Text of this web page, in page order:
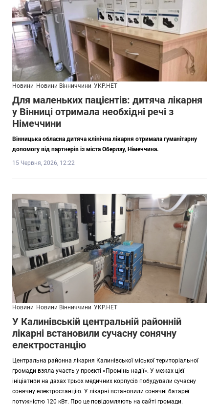
Новини Новини Вінниччини УКР.НЕТ
Для маленьких пацієнтів: дитяча лікарня
у Вінниці отримала необхідні речі з
Німеччини
Вінницька обласна дитяча клінічна лікарня отримала гуманітарну
допомогу від партнерів із міста Оберлау, Німеччина.
15 Червня, 2026, 12:22
Новини Новини Вінниччини УКР.НЕТ
У Калинівській центральній районній
лікарні встановили сучасну сонячну
електростанцію
Центральна районна лікарня Калинівської міської територіальної
громади взяла участь у проєкті «Промінь надії». У межах цієї
ініціативи на дахах трьох медичних корпусів побудували сучасну
сонячну електростанцію. У лікарні встановили сонячні батареї
потужністю 120 кВт. Про це повідомляють на сайті громади.